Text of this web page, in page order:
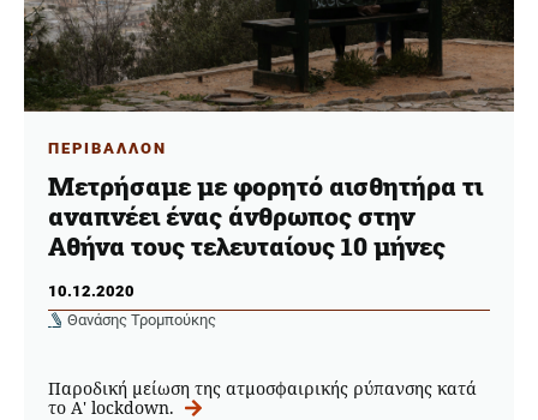
ΠΕΡΙΒΑΛΛΟΝ
Μετρήσαμε με φορητό αισθητήρα τι
αναπνέει ένας άνθρωπος στην
Αθήνα τους τελευταίους 10 μήνες
10.12.2020
Θανάσης Τρομπούκης
Παροδική μείωση της ατμοσφαιρικής ρύπανσης κατά
το Α' lockdown.